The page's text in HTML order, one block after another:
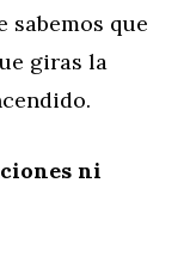
sabemos que
giras la
ni